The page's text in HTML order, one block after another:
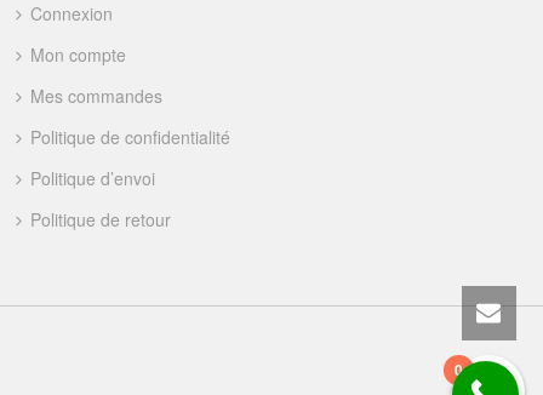
Connexion
Mon compte
Mes commandes
Politique de confidentialité
Politique d’envoi
Politique de retour
0